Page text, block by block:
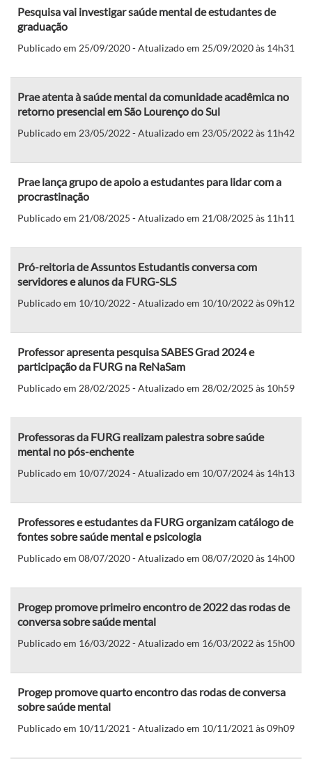
Pesquisa vai investigar saúde mental de estudantes de
graduação
Publicado em 25/09/2020 - Atualizado em 25/09/2020 às 14h31
Prae atenta à saúde mental da comunidade acadêmica no
retorno presencial em São Lourenço do Sul
Publicado em 23/05/2022 - Atualizado em 23/05/2022 às 11h42
Prae lança grupo de apoio a estudantes para lidar com a
procrastinação
Publicado em 21/08/2025 - Atualizado em 21/08/2025 às 11h11
Pró-reitoria de Assuntos Estudantis conversa com
servidores e alunos da FURG-SLS
Publicado em 10/10/2022 - Atualizado em 10/10/2022 às 09h12
Professor apresenta pesquisa SABES Grad 2024 e
participação da FURG na ReNaSam
Publicado em 28/02/2025 - Atualizado em 28/02/2025 às 10h59
Professoras da FURG realizam palestra sobre saúde
mental no pós-enchente
Publicado em 10/07/2024 - Atualizado em 10/07/2024 às 14h13
Professores e estudantes da FURG organizam catálogo de
fontes sobre saúde mental e psicologia
Publicado em 08/07/2020 - Atualizado em 08/07/2020 às 14h00
Progep promove primeiro encontro de 2022 das rodas de
conversa sobre saúde mental
Publicado em 16/03/2022 - Atualizado em 16/03/2022 às 15h00
Progep promove quarto encontro das rodas de conversa
sobre saúde mental
Publicado em 10/11/2021 - Atualizado em 10/11/2021 às 09h09